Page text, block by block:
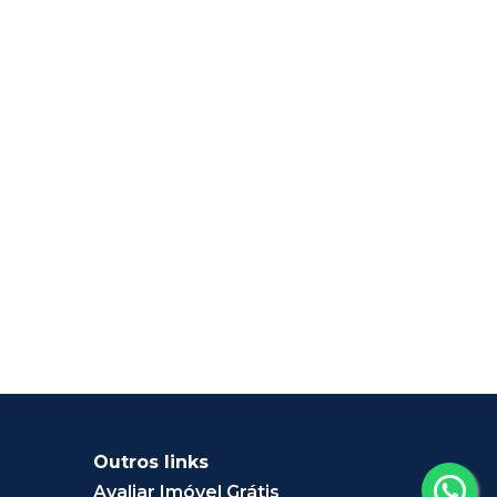
Outros links
Avaliar Imóvel Grátis